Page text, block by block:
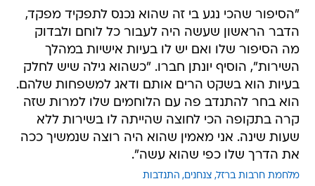
"הסיפור שהכי נגע בי זה שהוא נכנס לתפקיד מפקד,
הדבר הראשון שעשה היה לעבור כל לוחם ולבדוק
מה הסיפור שלו ואם יש לו בעיות אישיות במהלך
השירות", הוסיף יונתן חברו. "כשהוא גילה שיש לחלק
בעיות הוא בשקט הרים אותם ודאג למשפחות שלהם.
הוא בחר להתנדב פה עם הלוחמים שלו למרות שזה
קרה בתקופה הכי לחוצה שהייתה לו בשירות ללא
שעות שינה. אני מאמין שהוא היה רוצה שנמשיך ככה
את הדרך שלו כפי שהוא עשה".
מלחמת חרבות ברזל צנחנים התנדבות